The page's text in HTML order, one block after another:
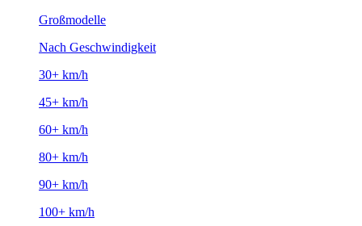
Großmodelle
Nach Geschwindigkeit
30+ km/h
45+ km/h
60+ km/h
80+ km/h
90+ km/h
100+ km/h